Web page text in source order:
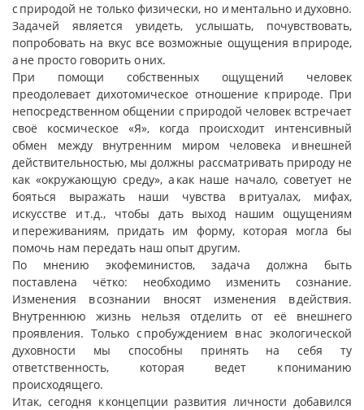
с природой не только физически, но и ментально и духовно.
Задачей является увидеть, услышать, почувствовать,
попробовать на вкус все возможные ощущения в природе,
а не просто говорить о них.
При помощи собственных ощущений человек
преодолевает дихотомическое отношение к природе. При
непосредственном общении с природой человек встречает
своё космическое «Я», когда происходит интенсивный
обмен между внутренним миром человека и внешней
действительностью, мы должны рассматривать природу не
как «окружающую среду», а как наше начало, советует не
бояться выражать наши чувства в ритуалах, мифах,
искусстве и т.д., чтобы дать выход нашим ощущениям
и переживаниям, придать им форму, которая могла бы
помочь нам передать наш опыт другим.
По мнению экофеминистов, задача должна быть
поставлена чётко: необходимо изменить сознание.
Изменения в сознании вносят изменения в действия.
Внутреннюю жизнь нельзя отделить от её внешнего
проявления. Только с пробуждением в нас экологической
духовности мы способны принять на себя ту
ответственность, которая ведет к пониманию
происходящего.
Итак, сегодня к концепции развития личности добавился